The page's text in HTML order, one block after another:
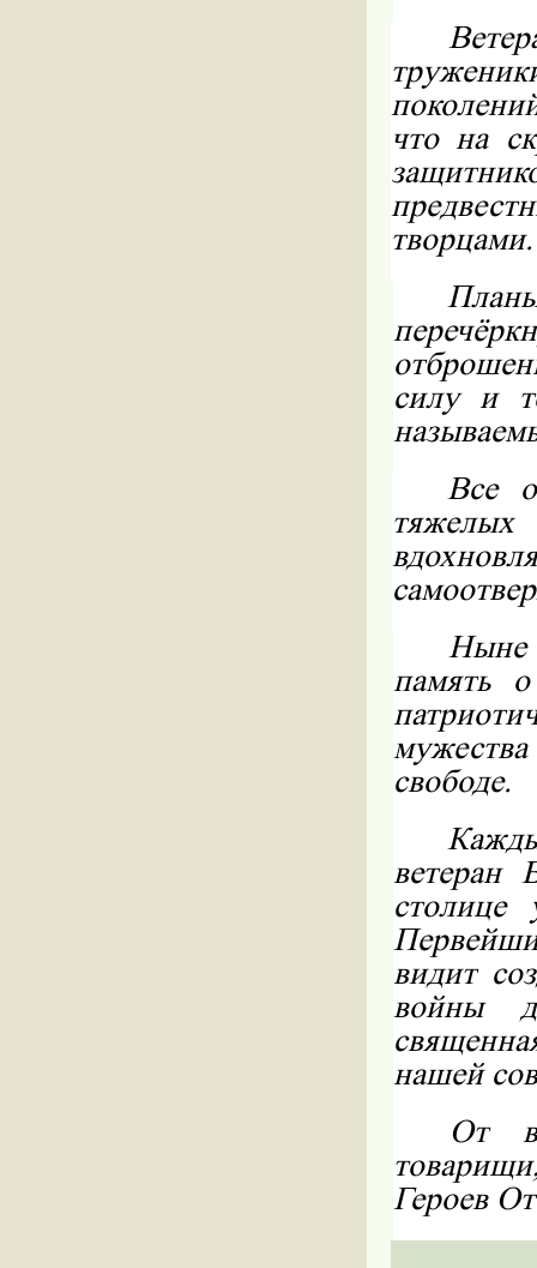
что на
творцами.
силу и
Все
Ныне
память
свободе.
ветеран
столице
видит
войны
нашей
От
Героев